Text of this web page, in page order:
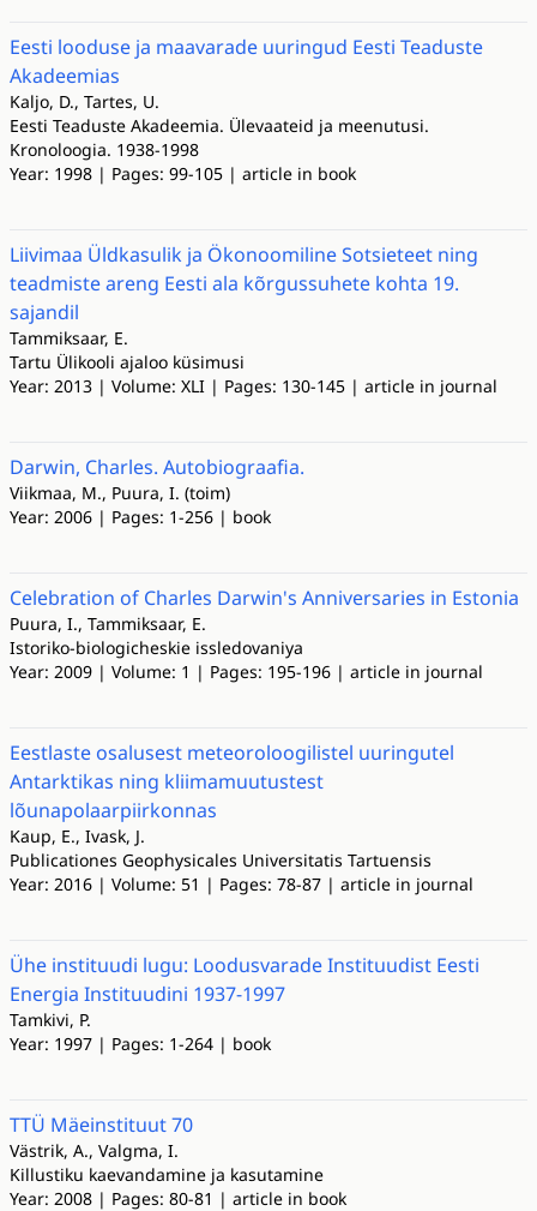
Eesti looduse ja maavarade uuringud Eesti Teaduste
Akadeemias
Kaljo, D., Tartes, U.
Eesti Teaduste Akadeemia. Ülevaateid ja meenutusi.
Kronoloogia. 1938-1998
Year: 1998 | Pages: 99-105 | article in book
Liivimaa Üldkasulik ja Ökonoomiline Sotsieteet ning
teadmiste areng Eesti ala kõrgussuhete kohta 19.
sajandil
Tammiksaar, E.
Tartu Ülikooli ajaloo küsimusi
Year: 2013 | Volume: XLI | Pages: 130-145 | article in journal
Darwin, Charles. Autobiograafia.
Viikmaa, M., Puura, I. (toim)
Year: 2006 | Pages: 1-256 | book
Celebration of Charles Darwin's Anniversaries in Estonia
Puura, I., Tammiksaar, E.
Istoriko-biologicheskie issledovaniya
Year: 2009 | Volume: 1 | Pages: 195-196 | article in journal
Eestlaste osalusest meteoroloogilistel uuringutel
Antarktikas ning kliimamuutustest
lõunapolaarpiirkonnas
Kaup, E., Ivask, J.
Publicationes Geophysicales Universitatis Tartuensis
Year: 2016 | Volume: 51 | Pages: 78-87 | article in journal
Ühe instituudi lugu: Loodusvarade Instituudist Eesti
Energia Instituudini 1937-1997
Tamkivi, P.
Year: 1997 | Pages: 1-264 | book
TTÜ Mäeinstituut 70
Västrik, A., Valgma, I.
Killustiku kaevandamine ja kasutamine
Year: 2008 | Pages: 80-81 | article in book